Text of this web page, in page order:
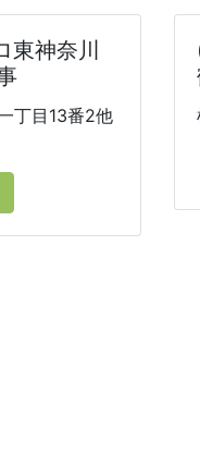
東神奈川
丁目13番2他